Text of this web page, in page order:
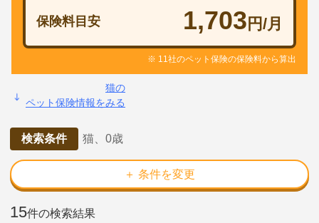
保険料目安 1,703 円/月
※ 11社のペット保険の保険料から算出
猫の
ペット保険情報をみる
検索条件 猫、0歳
＋ 条件を変更
15件の検索結果